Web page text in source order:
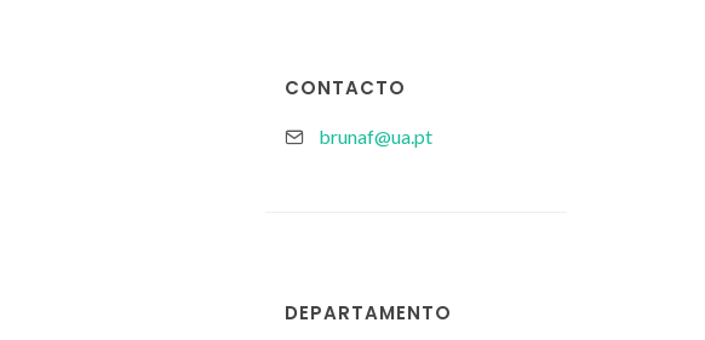
CONTACTO
brunaf@ua.pt
DEPARTAMENTO